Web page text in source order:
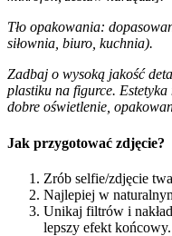
Tło opakowania:
siłownia, biuro, kuchnia).
Zadbaj o wysoką jakość
plastiku na figurce. Estetyka
dobre oświetlenie,
Jak przygotować zdjęcie?
Zrób selfie/zdjęcie
Najlepiej w
Unikaj filtrów i
lepszy efekt końcowy.